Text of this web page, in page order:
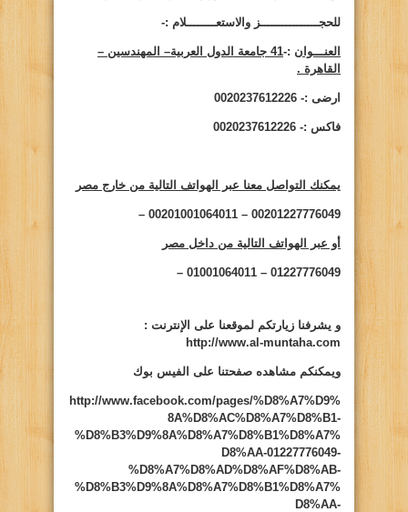
للحجــــــــــــــــز والاستعــــــــلام :-
العنـــوان :-
41 جامعة الدول العربية– المهندسين –
القاهرة .
ارضى :- 0020237612226
فاكس :- 0020237612226
يمكنك التواصل معنا عبر الهواتف التالية من خارج مصر
00201227776049 – 00201001064011 –
أو عبر الهواتف التالية من داخل مصر
01227776049 – 01001064011 –
و يشرفنا زيارتكم لموقعنا على الإنترنت :
http://www.al-muntaha.com
ويمكنكم مشاهده صفحتنا على الفيس بوك
http://www.facebook.com/pages/%D8%A7%D9%
8A%D8%AC%D8%A7%D8%B1-
%D8%B3%D9%8A%D8%A7%D8%B1%D8%A7%
D8%AA-01227776049-
%D8%A7%D8%AD%D8%AF%D8%AB-
%D8%B3%D9%8A%D8%A7%D8%B1%D8%A7%
D8%AA-